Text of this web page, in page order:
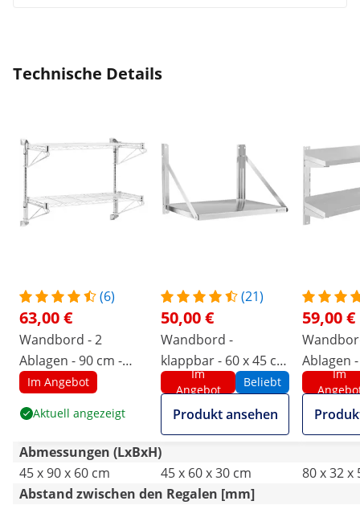
Technische Details
(6)
63,00 €
Wandbord - 2
Ablagen - 90 cm -
Royal Catering
Im Angebot
Aktuell angezeigt
(21)
50,00 €
Wandbord -
klappbar - 60 x 45 cm
- 40 kg - Edelstahl
Im
Angebot
Beliebt
Produkt ansehen
59,00 €
Ablagen
Im
Abmessungen (LxBxH)
45 x 90 x 60 cm
45 x 60 x 30 cm
80 x 32 x
Abstand zwischen den Regalen [mm]